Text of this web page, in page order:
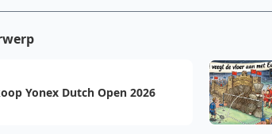
Yonex Dutch Open 2026